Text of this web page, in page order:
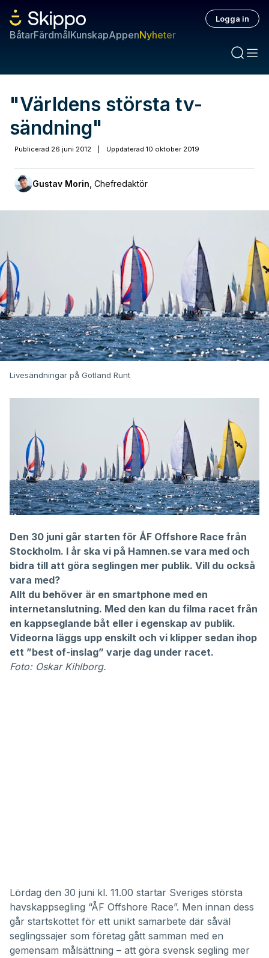
BåtarFärdmålKunskapAppenNyheter
Logga in
"Världens största tv-
sändning"
Publicerad 26 juni 2012 Uppdaterad 10 oktober 2019
Gustav Morin Chefredaktör
Livesändningar på Gotland Runt
Den 30 juni går starten för ÅF Offshore Race från
Stockholm. I år ska vi på Hamnen.se vara med och
bidra till att göra seglingen mer publik. Vill du också
vara med?
Allt du behöver är en smartphone med en
internetanslutning. Med den kan du filma racet från
en kappseglande båt eller i egenskap av publik.
Videorna läggs upp enskilt och vi klipper sedan ihop
ett ”best of-inslag” varje dag under racet.
Foto: Oskar Kihlborg.
Lördag den 30 juni kl. 11.00 startar Sveriges största
havskappsegling “ÅF Offshore Race”. Men innan dess
går startskottet för ett unikt samarbete där såväl
seglingssajer som företag gått samman med en
gemensam målsättning – att göra svensk segling mer